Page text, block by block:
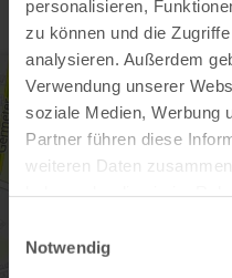
personalisieren,
zu können und die
analysieren. Außerdem
Verwendung unserer
soziale Medien, Werbung
Partner führen diese
weiteren Daten
Notwendig